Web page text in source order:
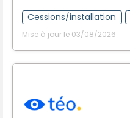
Cessions/installation
Mise à jour le 03/08/2026